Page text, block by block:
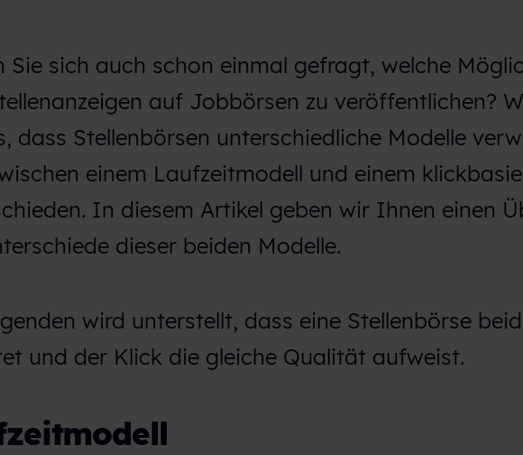
Sie sich auch schon einmal gefragt, welche
auf Jobbörsen zu veröffentlichen?
dass Stellenbörsen unterschiedliche Modelle
einem Laufzeitmodell und einem
In diesem Artikel geben wir Ihnen einen
dieser beiden Modelle.
wird unterstellt, dass eine Stellenbörse
und der Klick die gleiche Qualität aufweist.